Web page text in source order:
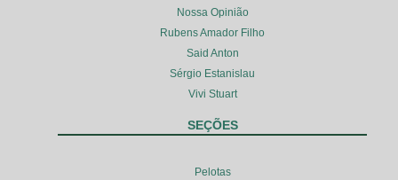
Nossa Opinião
Rubens Amador Filho
Said Anton
Sérgio Estanislau
Vivi Stuart
SEÇÕES
Pelotas